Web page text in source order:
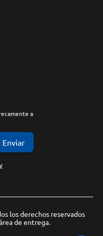
a
Enviar
los derechos reservados
de entrega.